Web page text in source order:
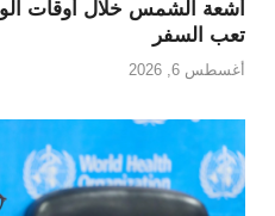
أشعة الشمس خلال أوقات
تعب السفر
أغسطس 6, 2026